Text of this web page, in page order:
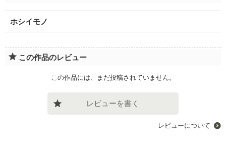
ホシイモノ
この作品のレビュー
この作品には、まだ投稿されていません。
レビューを書く
レビューについて